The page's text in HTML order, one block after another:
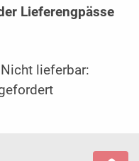
Lieferengpässe
lieferbar: